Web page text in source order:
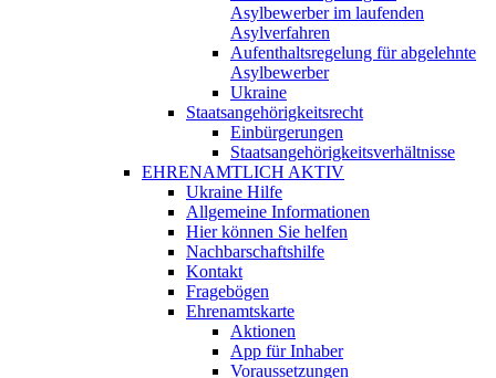
Asylbewerber im laufenden
Asylverfahren
Aufenthaltsregelung für abgelehnte
Asylbewerber
Ukraine
Staatsangehörigkeitsrecht
Einbürgerungen
Staatsangehörigkeitsverhältnisse
EHRENAMTLICH AKTIV
Ukraine Hilfe
Allgemeine Informationen
Hier können Sie helfen
Nachbarschaftshilfe
Kontakt
Fragebögen
Ehrenamtskarte
Aktionen
App für Inhaber
Voraussetzungen